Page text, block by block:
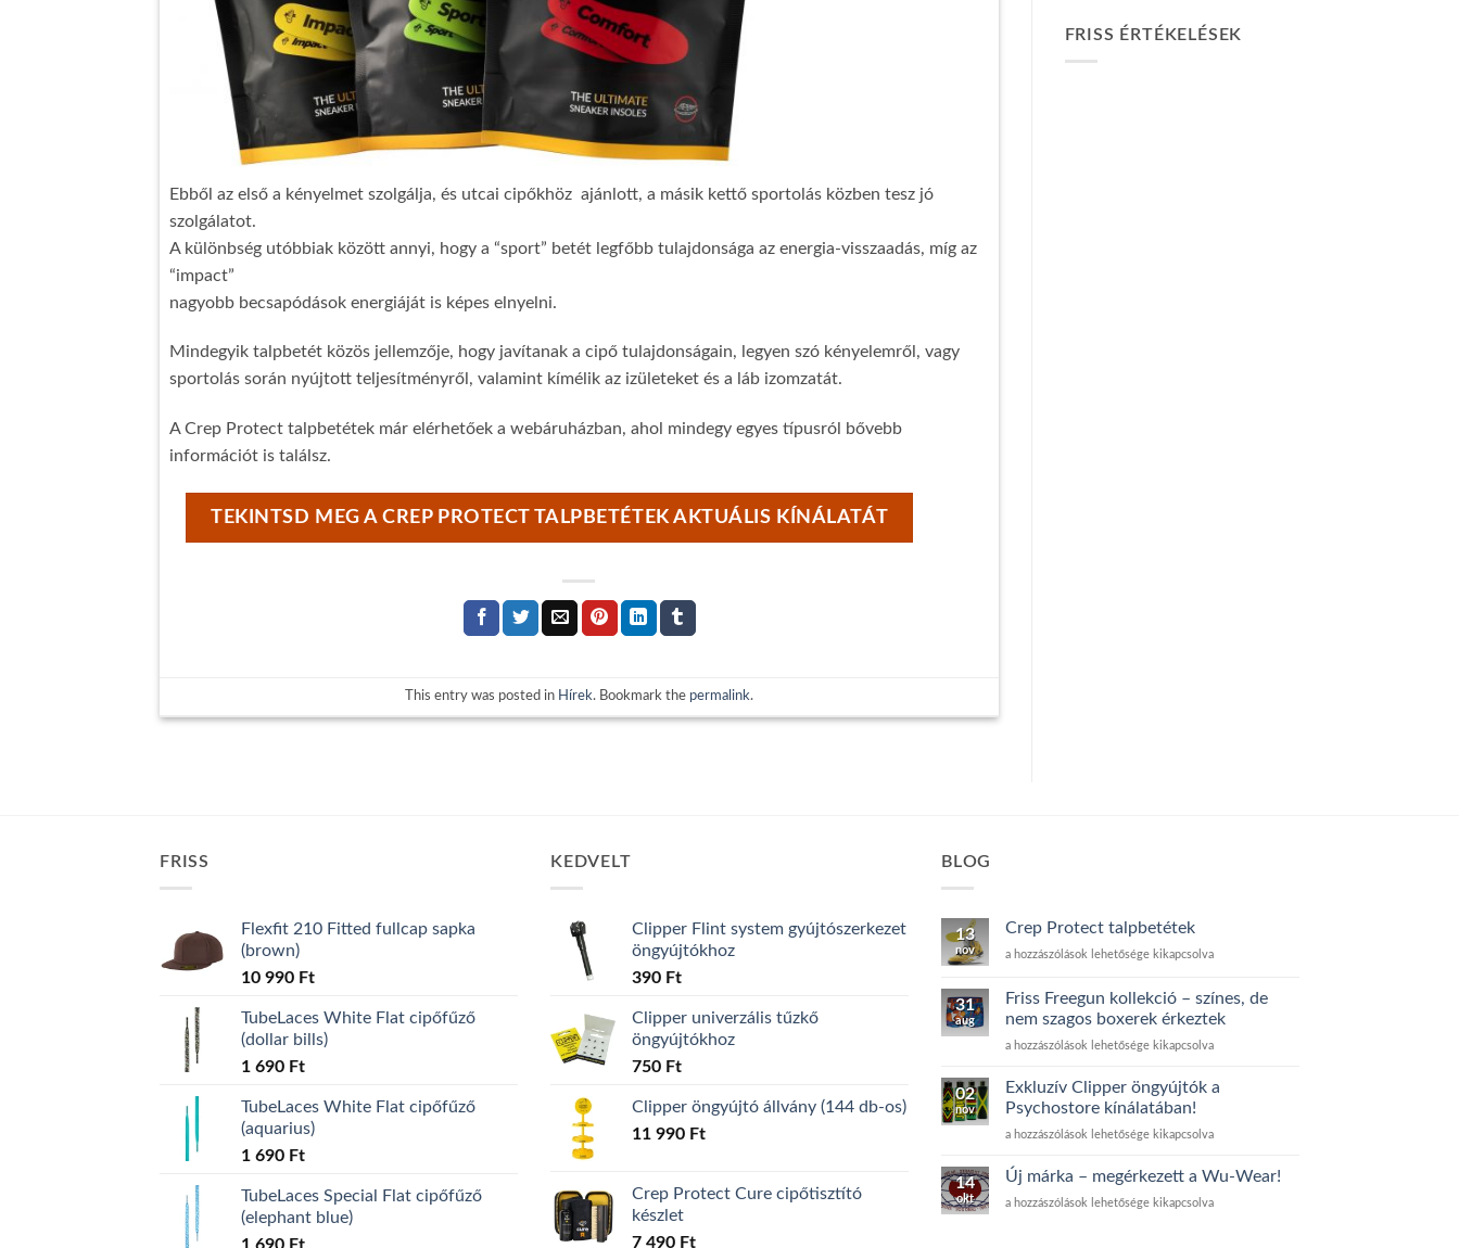
Ebből az első a kényelmet szolgálja, és utcai cipőkhöz ajánlott, a másik kettő sportolás közben tesz jó
szolgálatot.
A különbség utóbbiak között annyi, hogy a “sport” betét legfőbb tulajdonsága az energia-visszaadás, míg az
“impact”
nagyobb becsapódások energiáját is képes elnyelni.
Mindegyik talpbetét közös jellemzője, hogy javítanak a cipő tulajdonságain, legyen szó kényelemről, vagy
sportolás során nyújtott teljesítményről, valamint kímélik az izületeket és a láb izomzatát.
A Crep Protect talpbetétek már elérhetőek a webáruházban, ahol mindegy egyes típusról bővebb
információt is találsz.
TEKINTSD MEG A CREP PROTECT TALPBETÉTEK AKTUÁLIS KÍNÁLATÁT
This entry was posted in Hírek. Bookmark the permalink.
a
FRISS ÉRTÉKELÉSEK
FRISS
Flexfit 210 Fitted fullcap sapka
(brown)
10 990 Ft
TubeLaces White Flat cipőfűző
(dollar bills)
1 690 Ft
TubeLaces White Flat cipőfűző
(aquarius)
1 690 Ft
TubeLaces Special Flat cipőfűző
(elephant blue)
KEDVELT
Clipper Flint system gyújtószerkezet
öngyújtókhoz
390 Ft
Clipper univerzális tűzkő
öngyújtókhoz
750 Ft
Clipper öngyújtó állvány (144 db-os)
11 990 Ft
Crep Protect Cure cipőtisztító
készlet
7 490 Ft
BLOG
13
nov
Crep Protect talpbetétek
Crep
talpbetétek
a hozzászólások lehetősége kikapcsolva
31
aug
Friss Freegun kollekció – színes, de
nem szagos boxerek érkeztek
Friss
kollekció
–
színes,
de
szagos
érkeztek
a hozzászólások lehetősége kikapcsolva
02
nov
Exkluzív Clipper öngyújtók a
Psychostore kínálatában!
Exkluzív
öngyújtók
Psychostore
a hozzászólások lehetősége kikapcsolva
14
okt
Új márka – megérkezett a Wu-Wear!
Új
a hozzászólások lehetősége kikapcsolva